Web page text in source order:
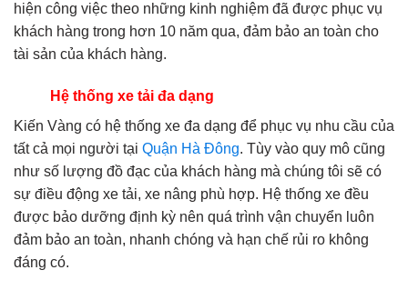
hiện công việc theo những kinh nghiệm đã được phục vụ
khách hàng trong hơn 10 năm qua, đảm bảo an toàn cho
tài sản của khách hàng.
Hệ thống xe tải đa dạng
Kiến Vàng có hệ thống xe đa dạng để phục vụ nhu cầu của
tất cả mọi người tại Quận Hà Đông. Tùy vào quy mô cũng
như số lượng đồ đạc của khách hàng mà chúng tôi sẽ có
sự điều động xe tải, xe nâng phù hợp. Hệ thống xe đều
được bảo dưỡng định kỳ nên quá trình vận chuyển luôn
đảm bảo an toàn, nhanh chóng và hạn chế rủi ro không
đáng có.